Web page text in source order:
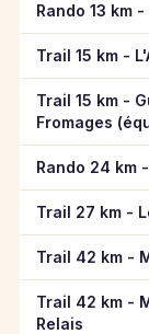
Rando 13 km
Trail 15 km -
Trail 15 km -
Fromages
Rando 24 km
Trail 27 km -
Trail 42 km -
Trail 42 km -
Relais